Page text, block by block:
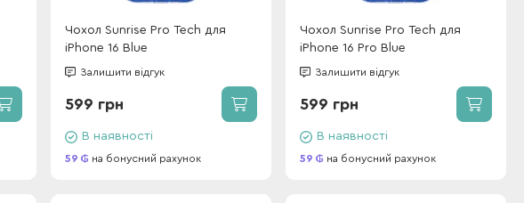
Чохол Sunrise Pro Tech для
iPhone 16 Blue
Залишити відгук
599 грн
В наявності
59 на бонусний рахунок
Чохол Sunrise Pro Tech для
iPhone 16 Pro Blue
Залишити відгук
599 грн
В наявності
59 на бонусний рахунок